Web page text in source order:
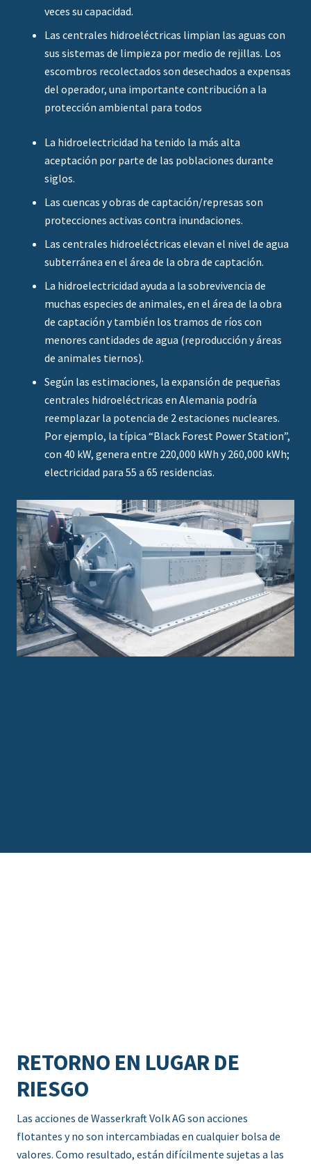
veces su capacidad.
Las centrales hidroeléctricas limpian las aguas con
sus sistemas de limpieza por medio de rejillas. Los
escombros recolectados son desechados a expensas
del operador, una importante contribución a la
protección ambiental para todos
La hidroelectricidad ha tenido la más alta
aceptación por parte de las poblaciones durante
siglos.
Las cuencas y obras de captación/represas son
protecciones activas contra inundaciones.
Las centrales hidroeléctricas elevan el nivel de agua
subterránea en el área de la obra de captación.
La hidroelectricidad ayuda a la sobrevivencia de
muchas especies de animales, en el área de la obra
de captación y también los tramos de ríos con
menores cantidades de agua (reproducción y áreas
de animales tiernos).
Según las estimaciones, la expansión de pequeñas
centrales hidroeléctricas en Alemania podría
reemplazar la potencia de 2 estaciones nucleares.
Por ejemplo, la típica “Black Forest Power Station”,
con 40 kW, genera entre 220,000 kWh y 260,000 kWh;
electricidad para 55 a 65 residencias.
RETORNO EN LUGAR DE
RIESGO
Las acciones de Wasserkraft Volk AG son acciones
flotantes y no son intercambiadas en cualquier bolsa de
valores. Como resultado, están difícilmente sujetas a las